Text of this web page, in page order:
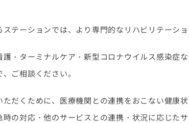
テーションでは、より専門的なリハビリテーショ
・ターミナルケア・新型コロナウイルス感染症
ご相談ください。
だくために、医療機関との連携をおこない健康
の対応・他のサービスとの連携・状況に応じた